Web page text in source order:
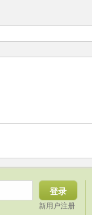
登录
新用户注册